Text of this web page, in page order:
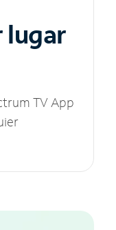
lugar
TV App